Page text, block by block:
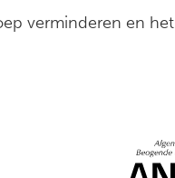
verminderen en het